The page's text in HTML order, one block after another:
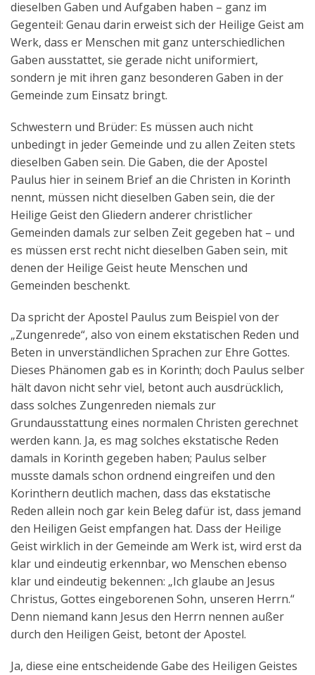
dieselben Gaben und Aufgaben haben – ganz im
Gegenteil: Genau darin erweist sich der Heilige Geist am
Werk, dass er Menschen mit ganz unterschiedlichen
Gaben ausstattet, sie gerade nicht uniformiert,
sondern je mit ihren ganz besonderen Gaben in der
Gemeinde zum Einsatz bringt.
Schwestern und Brüder: Es müssen auch nicht
unbedingt in jeder Gemeinde und zu allen Zeiten stets
dieselben Gaben sein. Die Gaben, die der Apostel
Paulus hier in seinem Brief an die Christen in Korinth
nennt, müssen nicht dieselben Gaben sein, die der
Heilige Geist den Gliedern anderer christlicher
Gemeinden damals zur selben Zeit gegeben hat – und
es müssen erst recht nicht dieselben Gaben sein, mit
denen der Heilige Geist heute Menschen und
Gemeinden beschenkt.
Da spricht der Apostel Paulus zum Beispiel von der
„Zungenrede“, also von einem ekstatischen Reden und
Beten in unverständlichen Sprachen zur Ehre Gottes.
Dieses Phänomen gab es in Korinth; doch Paulus selber
hält davon nicht sehr viel, betont auch ausdrücklich,
dass solches Zungenreden niemals zur
Grundausstattung eines normalen Christen gerechnet
werden kann. Ja, es mag solches ekstatische Reden
damals in Korinth gegeben haben; Paulus selber
musste damals schon ordnend eingreifen und den
Korinthern deutlich machen, dass das ekstatische
Reden allein noch gar kein Beleg dafür ist, dass jemand
den Heiligen Geist empfangen hat. Dass der Heilige
Geist wirklich in der Gemeinde am Werk ist, wird erst da
klar und eindeutig erkennbar, wo Menschen ebenso
klar und eindeutig bekennen: „Ich glaube an Jesus
Christus, Gottes eingeborenen Sohn, unseren Herrn.“
Denn niemand kann Jesus den Herrn nennen außer
durch den Heiligen Geist, betont der Apostel.
Ja, diese eine entscheidende Gabe des Heiligen Geistes